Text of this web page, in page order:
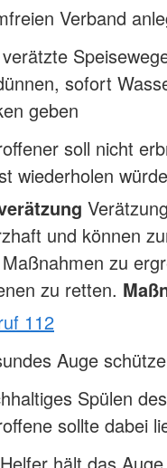
Verband
sofort
geben
soll nicht
wiederholen würde
und können
zu
zu retten.
112
Auge
Spülen
sollte dabei